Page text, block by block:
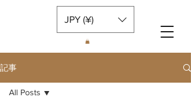
JPY (¥)
記事
All Posts